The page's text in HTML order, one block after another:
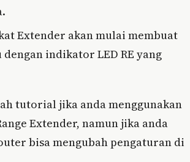
Extender akan mulai membuat
indikator LED RE yang
tutorial jika anda menggunakan
Extender, namun jika anda
bisa mengubah pengaturan di